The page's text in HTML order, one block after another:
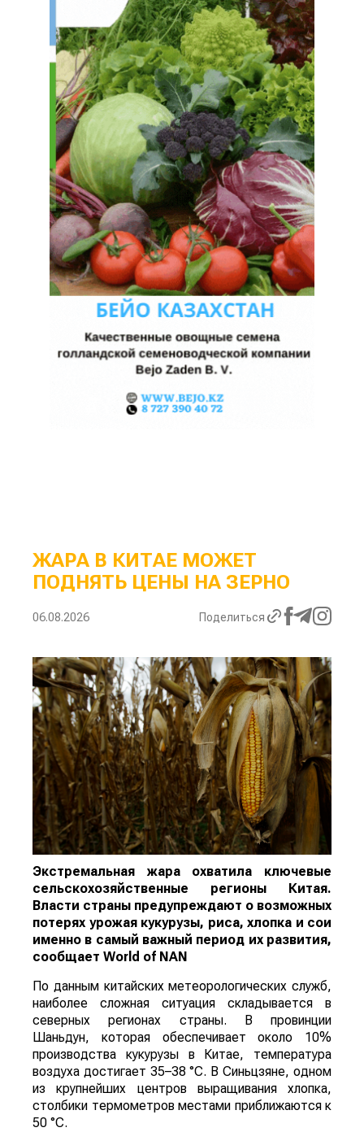
ЖАРА В КИТАЕ МОЖЕТ
ПОДНЯТЬ ЦЕНЫ НА ЗЕРНО
06.08.2026 Поделиться
Экстремальная жара охватила ключевые
сельскохозяйственные регионы Китая.
Власти страны предупреждают о возможных
потерях урожая кукурузы, риса, хлопка и сои
именно в самый важный период их развития,
сообщает World of NAN
По данным китайских метеорологических служб,
наиболее сложная ситуация складывается в
северных регионах страны. В провинции
Шаньдун, которая обеспечивает около 10%
производства кукурузы в Китае, температура
воздуха достигает 35–38 °C. В Синьцзяне, одном
из крупнейших центров выращивания хлопка,
столбики термометров местами приближаются к
50 °C.